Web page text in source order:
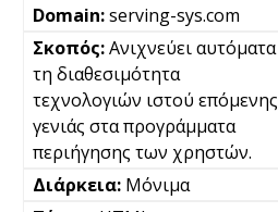
serving-sys.com
Ανιχνεύει αυτόματα
τη διαθεσιμότητα
τεχνολογιών ιστού επόμενης
γενιάς στα προγράμματα
περιήγησης των χρηστών.
Μόνιμα